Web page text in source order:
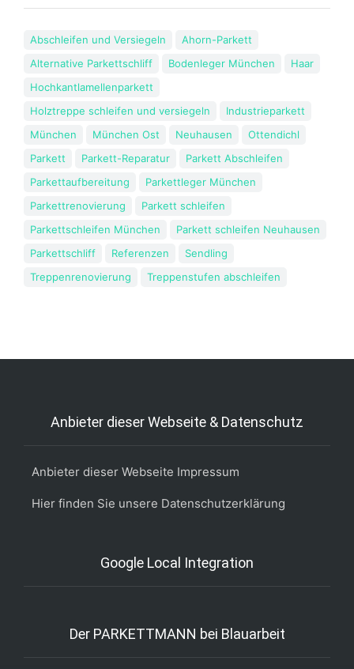
Abschleifen und Versiegeln
Ahorn-Parkett
Alternative Parkettschliff
Bodenleger München
Haar
Hochkantlamellenparkett
Holztreppe schleifen und versiegeln
Industrieparkett
München
München Ost Neuhausen
Ottendichl
Parkett
Parkett-Reparatur
Parkett Abschleifen
Parkettaufbereitung
Parkettleger München
Parkettrenovierung
Parkett schleifen
Parkettschleifen München
Parkett schleifen Neuhausen
Parkettschliff
Referenzen
Sendling
Treppenrenovierung
Treppenstufen abschleifen
Anbieter dieser Webseite & Datenschutz
Anbieter dieser Webseite Impressum
Hier finden Sie unsere Datenschutzerklärung
Google Local Integration
Der PARKETTMANN bei Blauarbeit